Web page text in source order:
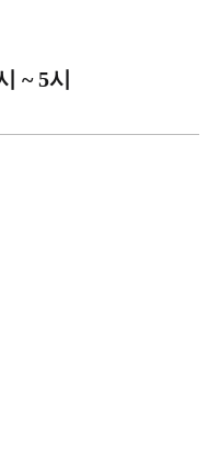
~ 5시